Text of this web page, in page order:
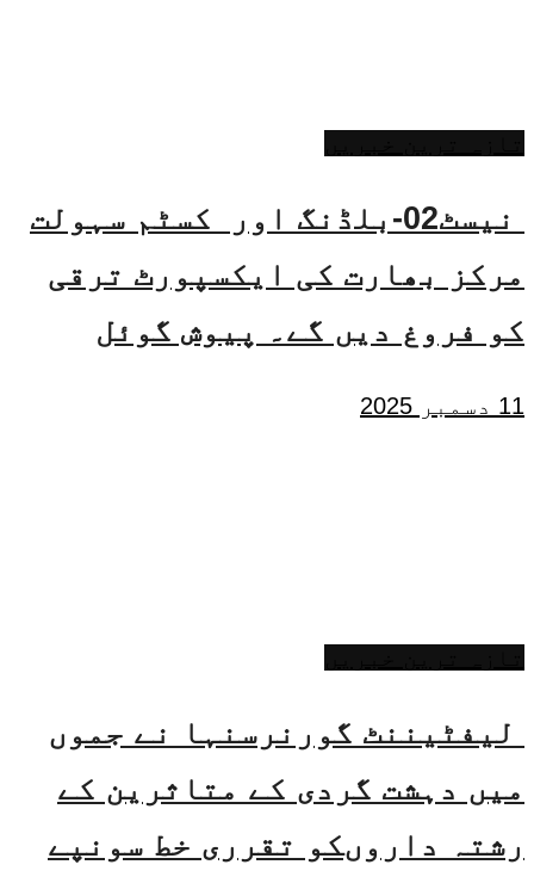
نیسٹ02-بلڈنگ اور کسٹم سہولت
مرکز بھارت کی ایکسپورٹ ترقی
کو فروغ دیں گے۔ پیوش گوئل
11 دسمبر 2025
لیفٹیننٹ گورنرسنہا نے جموں
میں دہشت گردی کے متاثرین کے
رشتہ داروںکو تقرری خط سونپے